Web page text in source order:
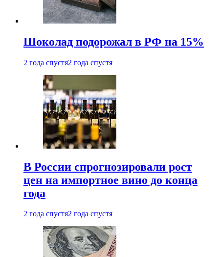
Шоколад подорожал в РФ на 15%
2 года спустя2 года спустя
В России спрогнозировали рост
цен на импортное вино до конца
года
2 года спустя2 года спустя